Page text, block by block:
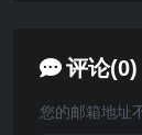
评论(0)
您的邮箱地址